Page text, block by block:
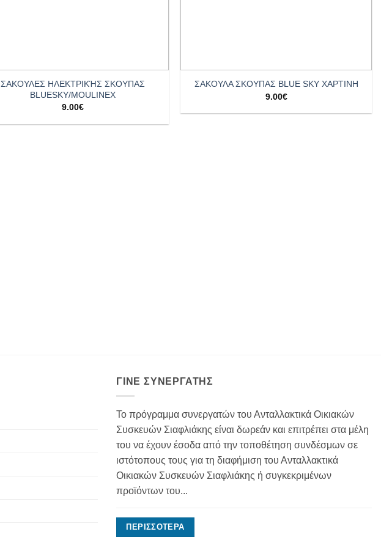
ΣΑΚΟΥΛΕΣ ΗΛΕΚΤΡΙΚΉΣ ΣΚΟΥΠΑΣ
BLUESKY/MOULINEX
9.00€
ΣΑΚΟΥΛΑ ΣΚΟΥΠΑΣ BLUE SKY ΧΑΡΤΙΝΗ
9.00€
ΓΊΝΕ ΣΥΝΕΡΓΆΤΗΣ
Το πρόγραμμα συνεργατών του Ανταλλακτικά Οικιακών
Συσκευών Σιαφλιάκης είναι δωρεάν και επιτρέπει στα μέλη
του να έχουν έσοδα από την τοποθέτηση συνδέσμων σε
ιστότοπους τους για τη διαφήμιση του Ανταλλακτικά
Οικιακών Συσκευών Σιαφλιάκης ή συγκεκριμένων
προϊόντων του...
ΠΕΡΙΣΣΌΤΕΡΑ